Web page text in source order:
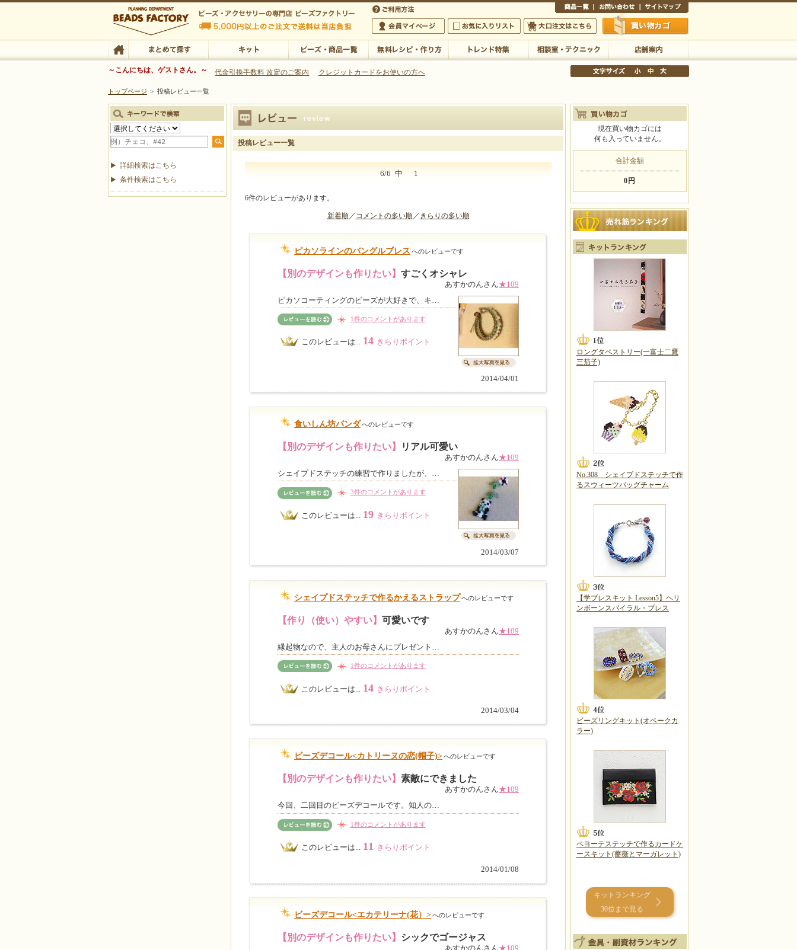
ビーズファクトリー ビーズ・パーツ・金具など・アクセサリーの専門店
ビーズ・アクセサリーの専門店 ビーズファクトリー 5,000円以上のご注文で送料は当店が負担いたします
ビーズ・アクセサリーの専門店 ビーズファクトリー 5,000円以上のご注文で送料は当店が負担いたします
会員マイページ
お気に入りリスト 大口注文はこちら 買い物かご
TOP まとめて探す 店舗案内
～こんにちは、ゲストさん。～ 代金引換手数料 改定のご案内 クレジットカードをお使いの方へ
トップページ > 投稿レビュー一覧
投稿レビュー一覧
6/6 中 1
6件のレビューがあります。
新着順／ コメントの多い順／ きらりの多い順
ピカソラインのバングルブレス へのレビューです
【別のデザインも作りたい】 すごくオシャレ
あすかのんさん★109
ピカソコーティングのビーズが大好きで、キ…
1件のコメントがあります
このレビューは... 14 きらりポイント
2014/04/01
食いしん坊パンダへのレビューです
【別のデザインも作りたい】 リアル可愛い
あすかのんさん★109
シェイプドステッチの練習で作りましたが、…
3件のコメントがあります
このレビューは... 19 きらりポイント
2014/03/07
シェイプドステッチで作るかえるストラップへのレビューです
【作り（使い）やすい】 可愛いです
あすかのんさん★109
縁起物なので、主人のお母さんにプレゼント…
1件のコメントがあります
このレビューは... 14 きらりポイント
2014/03/04
ビーズデコール<カトリーヌの恋(帽子)>へのレビューです
【別のデザインも作りたい】 素敵にできました
あすかのんさん★109
今回、二回目のビーズデコールです。知人の…
1件のコメントがあります
このレビューは... 11 きらりポイント
2014/01/08
ビーズデコール<エカテリーナ(花）>へのレビューです
【別のデザインも作りたい】 シックでゴージャス
あすかのんさん★109
詳細検索はこちら
条件検索はこちら
現在買い物カゴには
何も入っていません。
合計金額
0円
ロングタペストリー(一富士二鷹
三茄子)
No.308 シェイプドステッチで作
るスウィーツバッグチャーム
【学ブレスキット Lesson5】ヘリ
ンボーンスパイラル・ブレス
ビーズリングキット(オペークカ
ラー)
ペヨーテステッチで作るカードケ
ースキット(薔薇とマーガレット)
キットランキング
30位まで見る